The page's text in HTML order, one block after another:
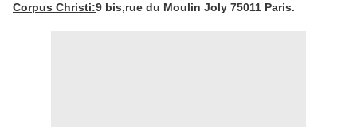
Corpus Christi:9 bis,rue du Moulin Joly 75011 Paris.